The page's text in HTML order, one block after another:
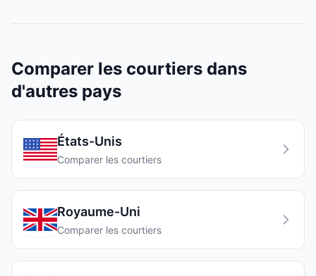
Comparer les courtiers dans
d'autres pays
États-Unis
Comparer les courtiers
Royaume-Uni
Comparer les courtiers